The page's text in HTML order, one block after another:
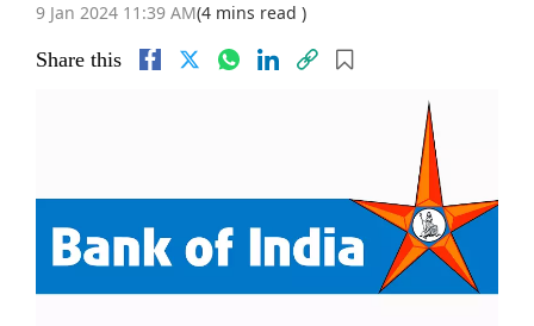
9 Jan 2024 11:39 AM(4 mins read )
Share this